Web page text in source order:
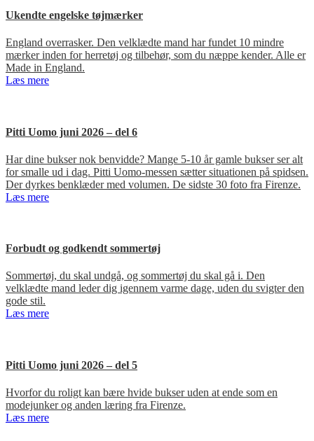
Ukendte engelske tøjmærker
England overrasker. Den velklædte mand har fundet 10 mindre
mærker inden for herretøj og tilbehør, som du næppe kender. Alle er
Made in England.
Læs mere
Pitti Uomo juni 2026 – del 6
Har dine bukser nok benvidde? Mange 5-10 år gamle bukser ser alt
for smalle ud i dag. Pitti Uomo-messen sætter situationen på spidsen.
Der dyrkes benklæder med volumen. De sidste 30 foto fra Firenze.
Læs mere
Forbudt og godkendt sommertøj
Sommertøj, du skal undgå, og sommertøj du skal gå i. Den
velklædte mand leder dig igennem varme dage, uden du svigter den
gode stil.
Læs mere
Pitti Uomo juni 2026 – del 5
Hvorfor du roligt kan bære hvide bukser uden at ende som en
modejunker og anden læring fra Firenze.
Læs mere